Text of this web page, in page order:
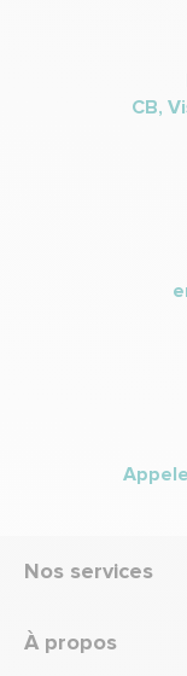
CB,
Nos services
À propos